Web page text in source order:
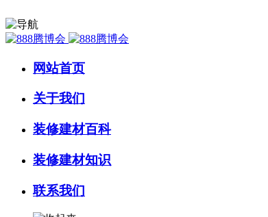
网站首页
关于我们
装修建材百科
装修建材知识
联系我们